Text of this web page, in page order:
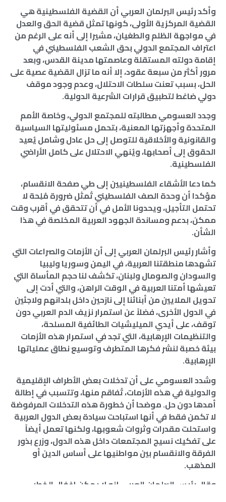
وأكد رئيس البرلمان العربي أن القضية الفلسطينية هي
القضية المركزية الأولى، كونها تمثل قضية الحق والعدل
في مواجهة الظلم والطغيان، مشيرا إلى أنه على الرغم من
اعتراف المجتمع الدولي بحق الشعب الفلسطيني في
إقامة دولته المستقلة وعاصمتها مدينة القدس، وبعد
مرور أكثر من سبعة عقود، إلا أنه ما تزال القضية عصية على
الحل، بسبب تعنت سلطات الاحتلال، وعدم وجود موقف
دولي ضاغط لتطبيق قرارات الشرعية الدولية.
وجدد العسومي مطالبته للمجتمع الدولي، وخاصة الأمم
المتحدة وأجهزتها المعنية، بتحمل مسئوليتها السياسية
والقانونية والأخلاقية للتوصل إلى حل عادل وشامل يُعيد
الحقوق إلى أصحابها، ويُنهي الاحتلال على كامل الأراضي
الفلسطينية.
كما دعا الأشقاء الفلسطينيين إلى طي صفحة الانقسام،
مؤكدا أن وحدة الصف الفلسطيني تُمثل ضرورة مُلِحة لا
تحتمل التأجيل، ويحدونا الأمل في أن تتحقق في أقرب وقت
ممكن، بدعم ومساندة الجهود العربية المخلصة في هذا
الشأن.
وأشار رئيس البرلمان العربي إلى أن الأزمات والصراعات التي
تشهدها منطقتنا العربية، في اليمن وسوريا وليبيا
والسودان والصومال ولبنان، تكشف لنا حجم المأساة التي
تعيشها أمتنا العربية في الوقت الراهن، والتي أدت إلى
تحويل الملايين من أبنائنا إلى نازحين داخل بلدانهم ولاجئين
في الدول الأخرى، فضلاً عن استمرار نزيف الدم العربي دون
توقف، على أيدي الميليشيات الطائفية المسلحة،
والتنظيمات الإرهابية، التي تجد في استمرار هذه الأزمات
بيئة خصبة لنشر فكرها المتطرف وتوسيع نطاق عملياتها
الإرهابية.
وشدد العسومي على أن تدخلات بعض الأطراف الإقليمية
والدولية في هذه الأزمات، تُفاقم منها، وتتسبب في إطالة
أمدها دون حل. موضحا أن خطورة هذه التدخلات المرفوضة
لا تكمن فقط في أنها استباحت سيادة بعض الدول العربية
واستحلت مقدرات وثروات شعوبها، ولكنها تعمل أيضاً
على تفكيك نسيج المجتمعات داخل هذه الدول، وزرع بذور
الفرقة والانقسام بين مواطنيها على أساس الدين أو
المذهب.
وقال رئيس البرلمان العربي إنه لا يمكن إغفال الخطر